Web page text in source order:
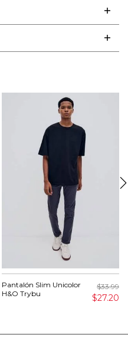
Pantalón Slim Unicolor
H&O Trybu
$33.99
$27.20